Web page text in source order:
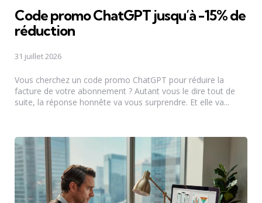
Code promo ChatGPT jusqu’à -15% de
réduction
31 juillet 2026
Vous cherchez un code promo ChatGPT pour réduire la
facture de votre abonnement ? Autant vous le dire tout de
suite, la réponse honnête va vous surprendre. Et elle va...